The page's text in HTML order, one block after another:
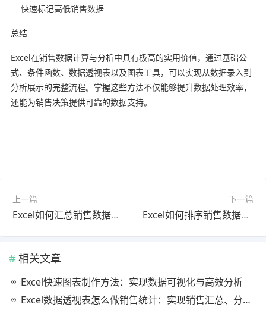
快速标记高低销售数据
总结
Excel在销售数据计算与分析中具有极高的实用价值，通过基础公
式、条件函数、数据透视表以及图表工具，可以实现从数据录入到
分析展示的完整流程。掌握这些方法不仅能够提升数据处理效率，
还能为销售决策提供可靠的数据支持。
上一篇
Excel如何汇总销售数据（完整方法与高效技巧解析）
下一篇
Excel如何排序销售数据？详细操作步骤与高效整理技巧
相关文章
Excel快速图表制作方法：实现数据可视化与高效分析
Excel数据透视表怎么做销售统计：实现销售汇总、分析与动态监控